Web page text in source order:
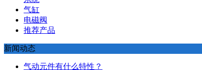
气缸
电磁阀
推荐产品
新闻动态
气动元件有什么特性？